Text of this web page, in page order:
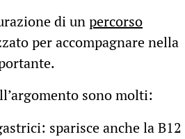
di unpercorso
per accompagnare nella
sono molti:
sparisce anche la B12